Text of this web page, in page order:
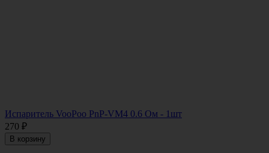
Испаритель VooPoo PnP-VM4 0.6 Ом - 1шт
270 ₽
В корзину